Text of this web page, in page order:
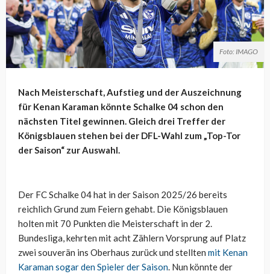
Foto: IMAGO
Nach Meisterschaft, Aufstieg und der Auszeichnung
für Kenan Karaman könnte Schalke 04 schon den
nächsten Titel gewinnen. Gleich drei Treffer der
Königsblauen stehen bei der DFL-Wahl zum „Top-Tor
der Saison“ zur Auswahl.
Der FC Schalke 04 hat in der Saison 2025/26 bereits
reichlich Grund zum Feiern gehabt. Die Königsblauen
holten mit 70 Punkten die Meisterschaft in der 2.
Bundesliga, kehrten mit acht Zählern Vorsprung auf Platz
zwei souverän ins Oberhaus zurück und stellten mit Kenan
Karaman sogar den Spieler der Saison. Nun könnte der